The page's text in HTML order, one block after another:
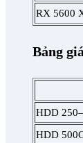
RX 5600
Bảng
HDD
HDD